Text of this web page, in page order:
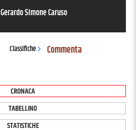
Gerardo Simone Caruso
Classifiche Commenta
CRONACA
TABELLINO
STATISTICHE